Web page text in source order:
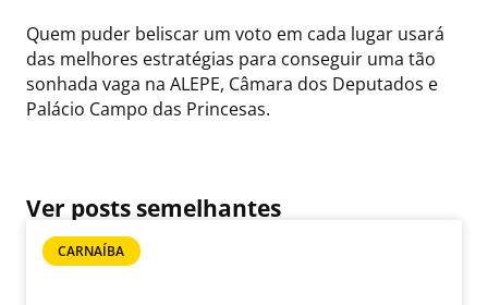
Quem puder beliscar um voto em cada lugar usará
das melhores estratégias para conseguir uma tão
sonhada vaga na ALEPE, Câmara dos Deputados e
Palácio Campo das Princesas.
Ver posts semelhantes
CARNAÍBA